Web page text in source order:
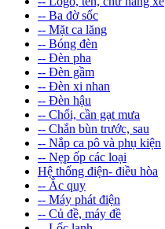
-- Ba đờ sốc
-- Mặt ca lăng
-- Bóng đèn
-- Đèn pha
-- Đèn gầm
-- Đèn xi nhan
-- Đèn hậu
-- Chổi, cần gạt mưa
-- Chắn bùn trước, sau
-- Nắp ca pô và phụ kiện
-- Nẹp ốp các loại
Hệ thống điện- điều hòa
-- Ắc quy
-- Máy phát điện
-- Củ đề, máy đề